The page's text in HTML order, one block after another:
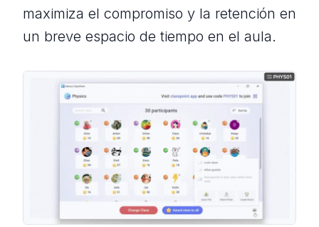
maximiza el compromiso y la retención en
un breve espacio de tiempo en el aula.